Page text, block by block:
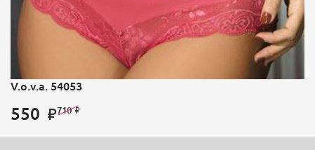
V.o.v.a. 54053
550 710